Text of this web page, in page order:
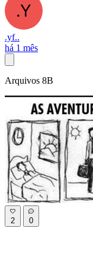
.yf..
há 1 mês
Arquivos 8B
2 0